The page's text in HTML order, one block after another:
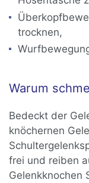
trocknen,
Warum
Bedeckt der
knöchernen
frei und reiben
Gelenkknochen